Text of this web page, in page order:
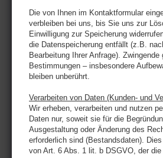
Die von Ihnen im Kontaktformular
verbleiben bei uns, bis Sie uns zur
Einwilligung zur Speicherung
die Datenspeicherung entfällt (z.B.
Bearbeitung Ihrer Anfrage).
Bestimmungen – insbesondere
bleiben unberührt.
Verarbeiten von Daten (Kunden- und
Wir erheben, verarbeiten und nutzen
Daten nur, soweit sie für die
Ausgestaltung oder Änderung des
erforderlich sind (Bestandsdaten).
von Art. 6 Abs. 1 lit. b DSGVO, der die